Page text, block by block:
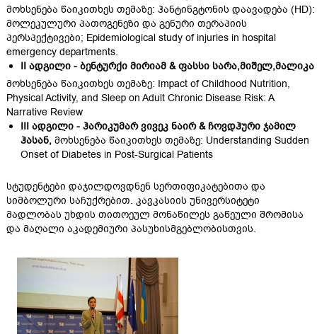
მოხსენება წაიკითხეს თემაზე: ჰანტინგტონის დაავადება (HD):
მოლეკულური პათოგენეზი და გენური თერაპიის
პერსპექტივები; Epidemiological study of injuries in hospital
emergency departments.
II ადგილი - ბენტურქი მირიამ & ფასსი სარა,მიშელ,მალიკა
მოხსენება წაიკითხეს თემაზე: Impact of Childhood Nutrition,
Physical Activity, and Sleep on Adult Chronic Disease Risk: A
Narrative Review
III ადგილი - ჰარიკუმარ ვივეკ ნაირ & ჩოვდჰური ჯამილ
ჰასან, მოხსენება წაიკითხეს თემაზე: Understanding Sudden
Onset of Diabetes in Post-Surgical Patients
სტუდენტები დაჯილდოვდნენ სერთიფიკატებითა და
სიმბოლური საჩუქრებით. კავკასიის უნივერსიტეტი
მადლობას უხდის თითოეულ მონაწილეს გაწეული შრომისა
და მაღალი აკადემიური პასუხისმგებლობისთვის.